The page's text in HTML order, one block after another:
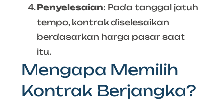
Penyelesaian: Pada tanggal jatuh
tempo, kontrak diselesaikan
berdasarkan harga pasar saat
itu.
Mengapa Memilih
Kontrak Berjangka?